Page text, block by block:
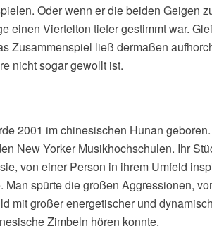
Oder wenn er die beiden Geigen
einen Viertelton tiefer gestimmt war.
Zusammenspiel ließ dermaßen
nicht sogar gewollt ist.
2001 im chinesischen Hunan
New Yorker Musikhochschulen. Ihr
von einer Person in ihrem Umfeld
spürte die großen Aggressionen,
mit großer energetischer und
Zimbeln hören konnte.